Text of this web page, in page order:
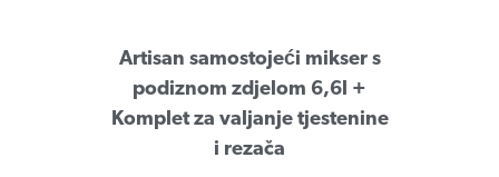
Artisan samostojeći mikser s
podiznom zdjelom 6,6l +
Komplet za valjanje tjestenine
i rezača